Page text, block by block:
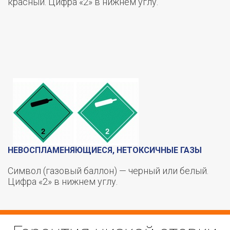
НЕВОСПЛАМЕНЯЮЩИЕСЯ, НЕТОКСИЧНЫЕ ГАЗЫ
Символ (газовый баллон) — черный или белый.
Цифра «2» в нижнем углу.